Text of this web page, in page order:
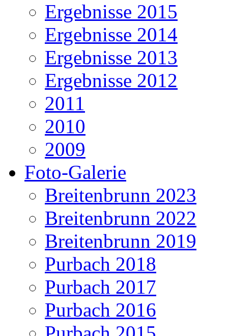
Ergebnisse 2015
Ergebnisse 2014
Ergebnisse 2013
Ergebnisse 2012
2011
2010
2009
Foto-Galerie
Breitenbrunn 2023
Breitenbrunn 2022
Breitenbrunn 2019
Purbach 2018
Purbach 2017
Purbach 2016